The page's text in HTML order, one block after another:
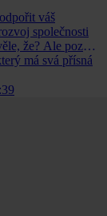
váš
společnosti
že? Ale pozor
má svá přísná